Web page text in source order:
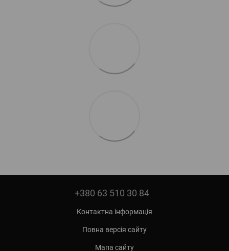
+380 63 510 30 84
Контактна інформація
Повна версія сайту
Мапа сайту